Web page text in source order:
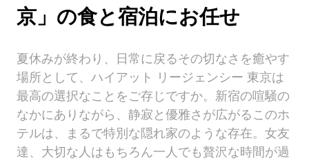
京」の食と宿泊にお任せ
夏休みが終わり、日常に戻るその切なさを癒やす
場所として、ハイアット リージェンシー 東京は
最高の選択なことをご存じですか。新宿の喧騒の
なかにありながら、静寂と優雅さが広がるこのホ
テルは、まるで特別な隠れ家のような存在。女友
達、大切な人はもちろん一人でも贅沢な時間が過